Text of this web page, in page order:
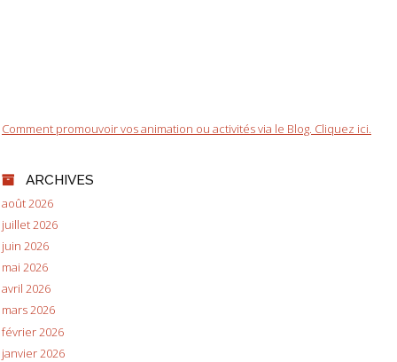
Comment promouvoir vos animation ou activités via le Blog. Cliquez ici.
ARCHIVES
août 2026
juillet 2026
juin 2026
mai 2026
avril 2026
mars 2026
février 2026
janvier 2026